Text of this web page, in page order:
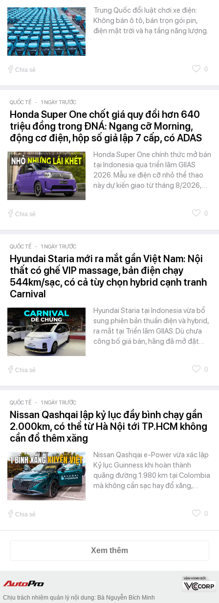
Trung Quốc đổi luật chơi xe điện:
Không bán ô tô, bán trọn gói pin,
điện mặt trời và hạ tầng năng lượng.
Chia sẻ 0
QUỐC TẾ - 1 NGÀY TRƯỚC
Honda Super One chốt giá quy đổi hơn 640
triệu đồng trong ĐNÁ: Ngang cỡ Morning,
động cơ điện, hộp số giả lập 7 cấp, có ADAS
Honda Super One chính thức mở bán
tại Indonesia qua triển lãm GIIAS
2026. Mẫu xe điện cỡ nhỏ thể thao
này dự kiến giao từ tháng 8/2026,…
Chia sẻ 0
QUỐC TẾ - 1 NGÀY TRƯỚC
Hyundai Staria mới ra mắt gần Việt Nam: Nội
thất có ghế VIP massage, bản điện chạy
544km/sạc, có cả tùy chọn hybrid cạnh tranh
Carnival
Hyundai Staria tại Indonesia vừa bổ
sung phiên bản thuần điện và hybrid,
ra mắt tại Triển lãm GIIAS. Dù chưa
công bố giá bán, hãng đã mở đặt…
Chia sẻ 0
QUỐC TẾ - 1 NGÀY TRƯỚC
Nissan Qashqai lập kỷ lục đầy bình chạy gần
2.000km, có thể từ Hà Nội tới TP.HCM không
cần đổ thêm xăng
Nissan Qashqai e-Power vừa xác lập
Kỷ lục Guinness khi hoàn thành
quãng đường 1.980 km tại Colombia
mà không cần sạc hay đổ xăng,…
Chia sẻ 0
Xem thêm
Chịu trách nhiệm quản lý nội dung: Bà Nguyễn Bích Minh